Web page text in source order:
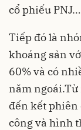
cổ phiếu PNJ…
Tiếp đó là
khoáng sản
60% và có
năm
đến kết phiên
công và hình